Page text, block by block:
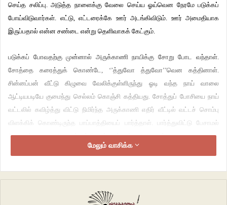
செய்த சலிப்பு. அடுத்த நாளைக்கு வேலை செய்ய ஓய்வென நேரமே படுக்கப்
போய்விடுவார்கள். எட்டு, எட்டரைக்கே ஊர் அடங்கிவிடும். ஊர் அமைதியாக
இருப்பதால் என்ன சண்டை என்று தெளிவாகக் கேட்கும்.
படுக்கப் போவதற்கு முன்னால் அருக்காணி நாயிக்கு சோறு போட வந்தாள்.
சோத்தை கரைத்துக் கொண்டே, ‘’த்துவோ த்துவோ’’வென கத்தினாள்.
சின்னப்பன் வீட்டு கிழுவை வேலிக்குள்ளிருந்து ஓடி வந்த நாய் வாலை
ஆட்டியபடியே குமைந்து செல்லம் கொஞ்சி கத்தியது. சோத்துப் போசியை நாய்
வட்டலில் கவிழ்த்து விட்டு நிமிர்ந்த அருக்காணி எதிர் வீட்டில் வட்டச் சொம்பு
விளக்கிக் கொண்டிருந்த பாப்பாத்தியைப் பார்த்தாள். பார்த்துவிட்டு பேசாமல்
போனால் ஏதாவது நினைத்துக் கொள்வாள் என்று பேசினாள்.
மேலும் வாசிக்க